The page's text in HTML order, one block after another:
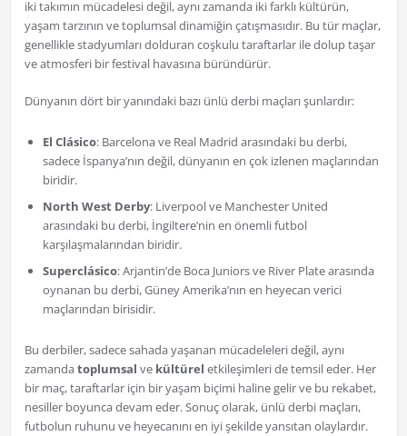
iki takımın mücadelesi değil, aynı zamanda iki farklı kültürün,
yaşam tarzının ve toplumsal dinamiğin çatışmasıdır. Bu tür maçlar,
genellikle stadyumları dolduran coşkulu taraftarlar ile dolup taşar
ve atmosferi bir festival havasına büründürür.
Dünyanın dört bir yanındaki bazı ünlü derbi maçları şunlardır:
El Clásico: Barcelona ve Real Madrid arasındaki bu derbi,
sadece İspanya’nın değil, dünyanın en çok izlenen maçlarından
biridir.
North West Derby: Liverpool ve Manchester United
arasındaki bu derbi, İngiltere’nin en önemli futbol
karşılaşmalarından biridir.
Superclásico: Arjantin’de Boca Juniors ve River Plate arasında
oynanan bu derbi, Güney Amerika’nın en heyecan verici
maçlarından birisidir.
Bu derbiler, sadece sahada yaşanan mücadeleleri değil, aynı
zamandatoplumsal ve kültürel etkileşimleri de temsil eder. Her
bir maç, taraftarlar için bir yaşam biçimi haline gelir ve bu rekabet,
nesiller boyunca devam eder. Sonuç olarak, ünlü derbi maçları,
futbolun ruhunu ve heyecanını en iyi şekilde yansıtan olaylardır.